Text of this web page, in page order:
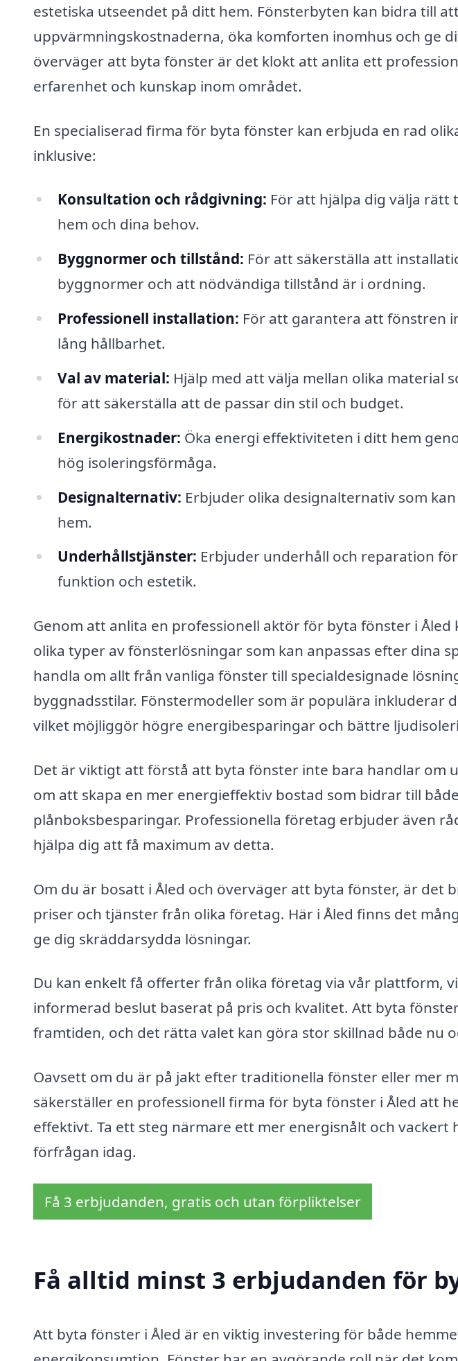
estetiska utseendet på ditt hem. Fönsterbyten kan bidra till
uppvärmningskostnaderna, öka komforten inomhus och ge
överväger att byta fönster är det klokt att anlita ett
erfarenhet och kunskap inom området.
En specialiserad firma för byta fönster kan erbjuda en rad
inklusive:
Konsultation och rådgivning: För att hjälpa dig välja rätt
hem och dina behov.
Byggnormer och tillstånd: För att säkerställa att
byggnormer och att nödvändiga tillstånd är i ordning.
Professionell installation: För att garantera att fönstren
lång hållbarhet.
Val av material: Hjälp med att välja mellan olika material
för att säkerställa att de passar din stil och budget.
Energikostnader: Öka energi effektiviteten i ditt hem
hög isoleringsförmåga.
Designalternativ: Erbjuder olika designalternativ som
hem.
Underhållstjänster: Erbjuder underhåll och reparation
funktion och estetik.
Genom att anlita en professionell aktör för byta fönster i Åled
olika typer av fönsterlösningar som kan anpassas efter dina
handla om allt från vanliga fönster till specialdesignade
byggnadsstilar. Fönstermodeller som är populära inkluderar
vilket möjliggör högre energibesparingar och bättre
Det är viktigt att förstå att byta fönster inte bara handlar om
om att skapa en mer energieffektiv bostad som bidrar till
plånboksbesparingar. Professionella företag erbjuder även
hjälpa dig att få maximum av detta.
Om du är bosatt i Åled och överväger att byta fönster, är det
priser och tjänster från olika företag. Här i Åled finns det
ge dig skräddarsydda lösningar.
Du kan enkelt få offerter från olika företag via vår plattform,
informerad beslut baserat på pris och kvalitet. Att byta
framtiden, och det rätta valet kan göra stor skillnad både nu
Oavsett om du är på jakt efter traditionella fönster eller mer
säkerställer en professionell firma för byta fönster i Åled att
effektivt. Ta ett steg närmare ett mer energisnålt och vackert
förfrågan idag.
Få 3 erbjudanden, gratis och utan förpliktelser
Få alltid minst 3 erbjudanden för
Att byta fönster i Åled är en viktig investering för både